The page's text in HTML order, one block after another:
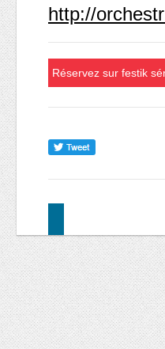
http://
Réservez sur festik